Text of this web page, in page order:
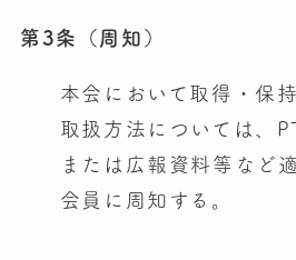
第3条（周知）
本会において取得・保
取扱方法については、
または広報資料等など
会員に周知する。